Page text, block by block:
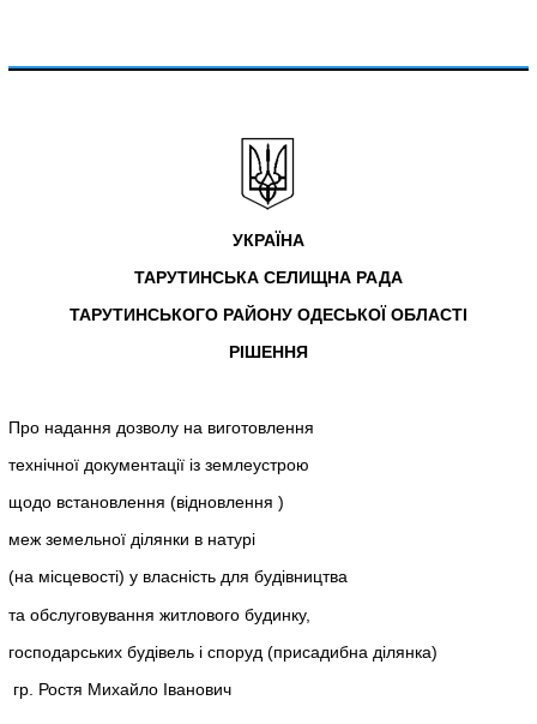
УКРАЇНА
ТАРУТИНСЬКА СЕЛИЩНА РАДА
ТАРУТИНСЬКОГО РАЙОНУ ОДЕСЬКОЇ ОБЛАСТІ
РІШЕННЯ
Про надання дозволу на виготовлення
технічної документації із землеустрою
щодо встановлення (відновлення )
меж земельної ділянки в натурі
(на місцевості) у власність для будівництва
та обслуговування житлового будинку,
господарських будівель і споруд (присадибна ділянка)
гр. Ростя Михайло Іванович